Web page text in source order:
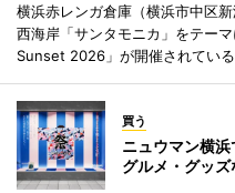
横浜赤レンガ倉庫（横浜市中区
西海岸「サンタモニカ」をテー
Sunset 2026」が開催されている
買う
ニュウマン横
グルメ・グッ